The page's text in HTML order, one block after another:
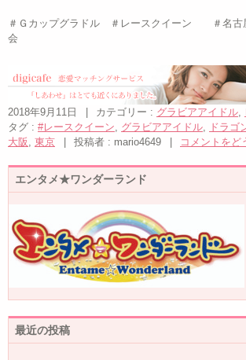
＃Ｇカップグラドル ＃レースクイーン ＃名
会
2018年9月11日 カテゴリー : グラビアアイドル,
タグ : #レースクイーン, グラビアアイドル, ドラゴ
大阪 , 東京 投稿者 : mario4649 コメントをど
エンタメ★ワンダーランド
最近の投稿